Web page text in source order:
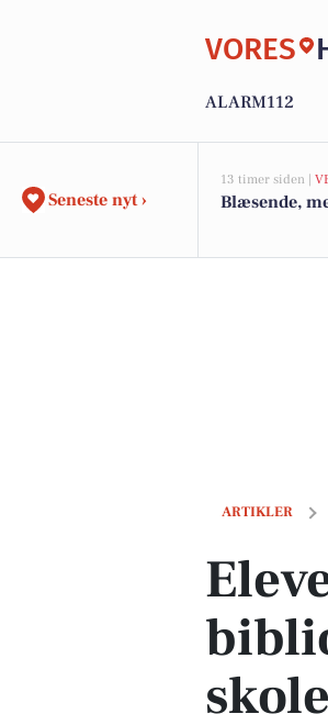
VORES
ALARM112
Seneste nyt ›
13 timer siden |
Blæsende,
ARTIKLER
Elever kan